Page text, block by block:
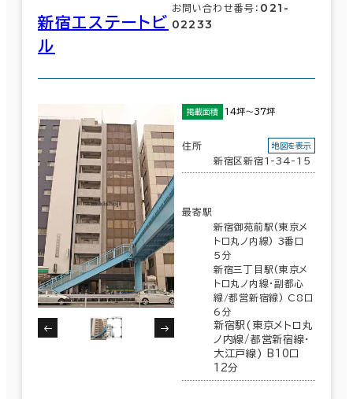
新宿エステートビ
ル
お問い合わせ番号： 021-
02233
掲載面積 14坪～37坪
住所
新宿区新宿1-34-15
地図を表示
最寄駅
新宿御苑前駅(東京メ
トロ丸ノ内線) 3番口
5分
新宿三丁目駅(東京メ
トロ丸ノ内線･副都心
線/都営新宿線) C8口
6分
新宿駅(東京メトロ丸
ノ内線/都営新宿線･
大江戸線) B10口
12分